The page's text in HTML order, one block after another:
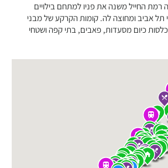
רמת החייל משנה את פניו למתחם בילויים
אביב ומחוצה לה. קומות הקרקע של מבני
כיום מסעדות, פאבים, בתי קפה ושטחי